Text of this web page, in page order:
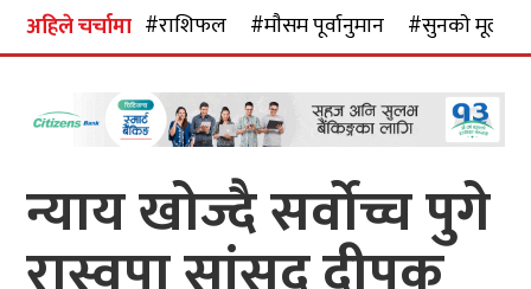
अहिले चर्चामा #राशिफल #माैसम पूर्वानुमान #सुनकाे मूल्य
न्याय खोज्दै सर्वोच्च पुगे